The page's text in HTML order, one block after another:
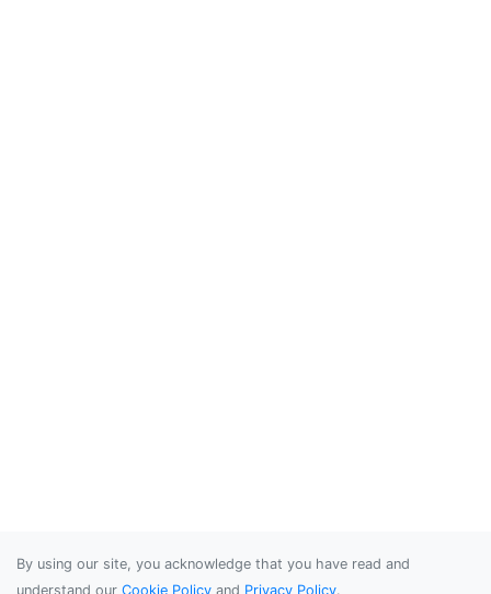
By using our site, you acknowledge that you have read and
understand our Cookie Policy and Privacy Policy.